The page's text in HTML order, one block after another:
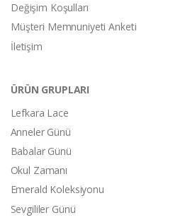
Değişim Koşulları
Müşteri Memnuniyeti Anketi
İletişim
ÜRÜN GRUPLARI
Lefkara Lace
Anneler Günü
Babalar Günü
Okul Zamanı
Emerald Koleksiyonu
Sevgililer Günü